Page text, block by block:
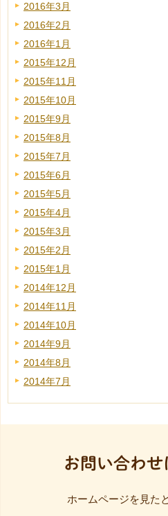
2016年3月
2016年2月
2016年1月
2015年12月
2015年11月
2015年10月
2015年9月
2015年8月
2015年7月
2015年6月
2015年5月
2015年4月
2015年3月
2015年2月
2015年1月
2014年12月
2014年11月
2014年10月
2014年9月
2014年8月
2014年7月
お問い合わせ
ホームページを見た